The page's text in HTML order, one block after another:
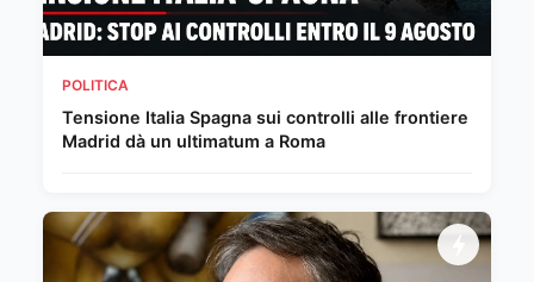
POLITICA
Tensione Italia Spagna sui controlli alle frontiere
Madrid dà un ultimatum a Roma